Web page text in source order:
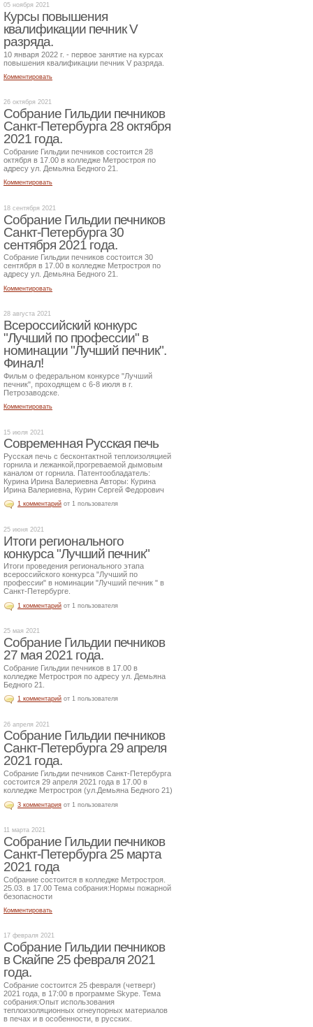
05 ноября 2021
Курсы повышения
квалификации печник V
разряда.
10 января 2022 г. - первое занятие на курсах
повышения квалификации печник V разряда.
Комментировать
26 октября 2021
Собрание Гильдии печников
Санкт-Петербурга 28 октября
2021 года.
Собрание Гильдии печников состоится 28
октября в 17.00 в колледже Метростроя по
адресу ул. Демьяна Бедного 21.
Комментировать
18 сентября 2021
Собрание Гильдии печников
Санкт-Петербурга 30
сентября 2021 года.
Собрание Гильдии печников состоится 30
сентября в 17.00 в колледже Метростроя по
адресу ул. Демьяна Бедного 21.
Комментировать
28 августа 2021
Всероссийский конкурс
"Лучший по профессии" в
номинации "Лучший печник".
Финал!
Фильм о федеральном конкурсе "Лучший
печник", проходящем с 6-8 июля в г.
Петрозаводске.
Комментировать
15 июля 2021
Современная Русская печь
Русская печь с бесконтактной теплоизоляцией
горнила и лежанкой,прогреваемой дымовым
каналом от горнила. Патентообладатель:
Курина Ирина Валериевна Авторы: Курина
Ирина Валериевна, Курин Сергей Федорович
1 комментарий от 1 пользователя
25 июня 2021
Итоги регионального
конкурса "Лучший печник"
Итоги проведения регионального этапа
всероссийского конкурса "Лучший по
профессии" в номинации "Лучший печник " в
Санкт-Петербурге.
1 комментарий от 1 пользователя
25 мая 2021
Собрание Гильдии печников
27 мая 2021 года.
Собрание Гильдии печников в 17.00 в
колледже Метростроя по адресу ул. Демьяна
Бедного 21.
1 комментарий от 1 пользователя
26 апреля 2021
Собрание Гильдии печников
Санкт-Петербурга 29 апреля
2021 года.
Собрание Гильдии печников Санкт-Петербурга
состоится 29 апреля 2021 года в 17.00 в
колледже Метростроя (ул.Демьяна Бедного 21)
3 комментария от 1 пользователя
11 марта 2021
Собрание Гильдии печников
Санкт-Петербурга 25 марта
2021 года
Собрание состоится в колледже Метростроя.
25.03. в 17.00 Тема собрания:Нормы пожарной
безопасности
Комментировать
17 февраля 2021
Собрание Гильдии печников
в Скайпе 25 февраля 2021
года.
Собрание состоится 25 февраля (четверг)
2021 года, в 17:00 в программе Skype. Тема
собрания:Опыт использования
теплоизоляционных огнеупорных материалов
в печах и в особенности, в русских.